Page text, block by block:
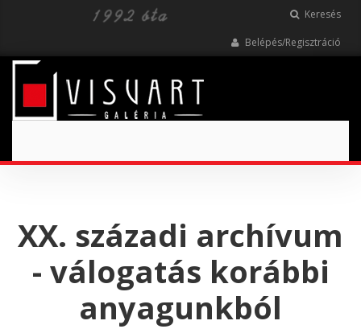
Keresés
Belépés/Regisztráció
XX. századi archívum
- válogatás korábbi
anyagunkból